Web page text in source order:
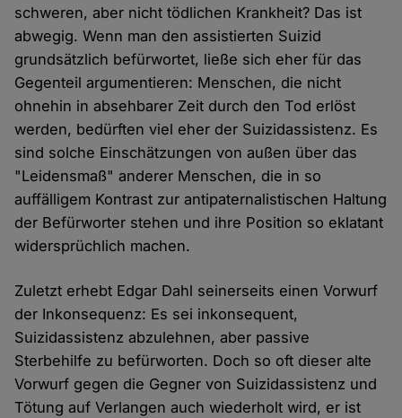
schweren, aber nicht tödlichen Krankheit? Das ist
abwegig. Wenn man den assistierten Suizid
grundsätzlich befürwortet, ließe sich eher für das
Gegenteil argumentieren: Menschen, die nicht
ohnehin in absehbarer Zeit durch den Tod erlöst
werden, bedürften viel eher der Suizidassistenz. Es
sind solche Einschätzungen von außen über das
"Leidensmaß" anderer Menschen, die in so
auffälligem Kontrast zur antipaternalistischen Haltung
der Befürworter stehen und ihre Position so eklatant
widersprüchlich machen.
Zuletzt erhebt Edgar Dahl seinerseits einen Vorwurf
der Inkonsequenz: Es sei inkonsequent,
Suizidassistenz abzulehnen, aber passive
Sterbehilfe zu befürworten. Doch so oft dieser alte
Vorwurf gegen die Gegner von Suizidassistenz und
Tötung auf Verlangen auch wiederholt wird, er ist